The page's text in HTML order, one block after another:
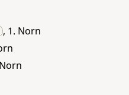
, 1. Norn